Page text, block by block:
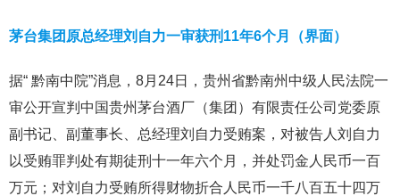
茅台集团原总经理刘自力一审获刑11年6个月（界面）
据“ 黔南中院”消息，8月24日，贵州省黔南州中级人民法院一
审公开宣判中国贵州茅台酒厂（集团）有限责任公司党委原
副书记、副董事长、总经理刘自力受贿案，对被告人刘自力
以受贿罪判处有期徒刑十一年六个月，并处罚金人民币一百
万元；对刘自力受贿所得财物折合人民币一千八百五十四万